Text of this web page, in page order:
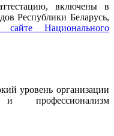
включены в
Республики Беларусь,
сайте Национального
уровень организации
и профессионализм